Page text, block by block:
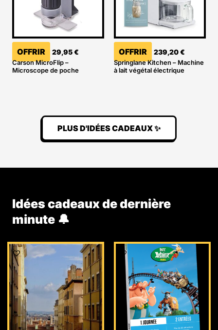
OFFRIR 29,95€
Carson MicroFlip –
Microscope de poche
OFFRIR 239,20€
Springlane Kitchen – Machine
à lait végétal électrique
PLUS D'IDÉES CADEAUX ✨
Idées cadeaux de dernière
minute 🔔